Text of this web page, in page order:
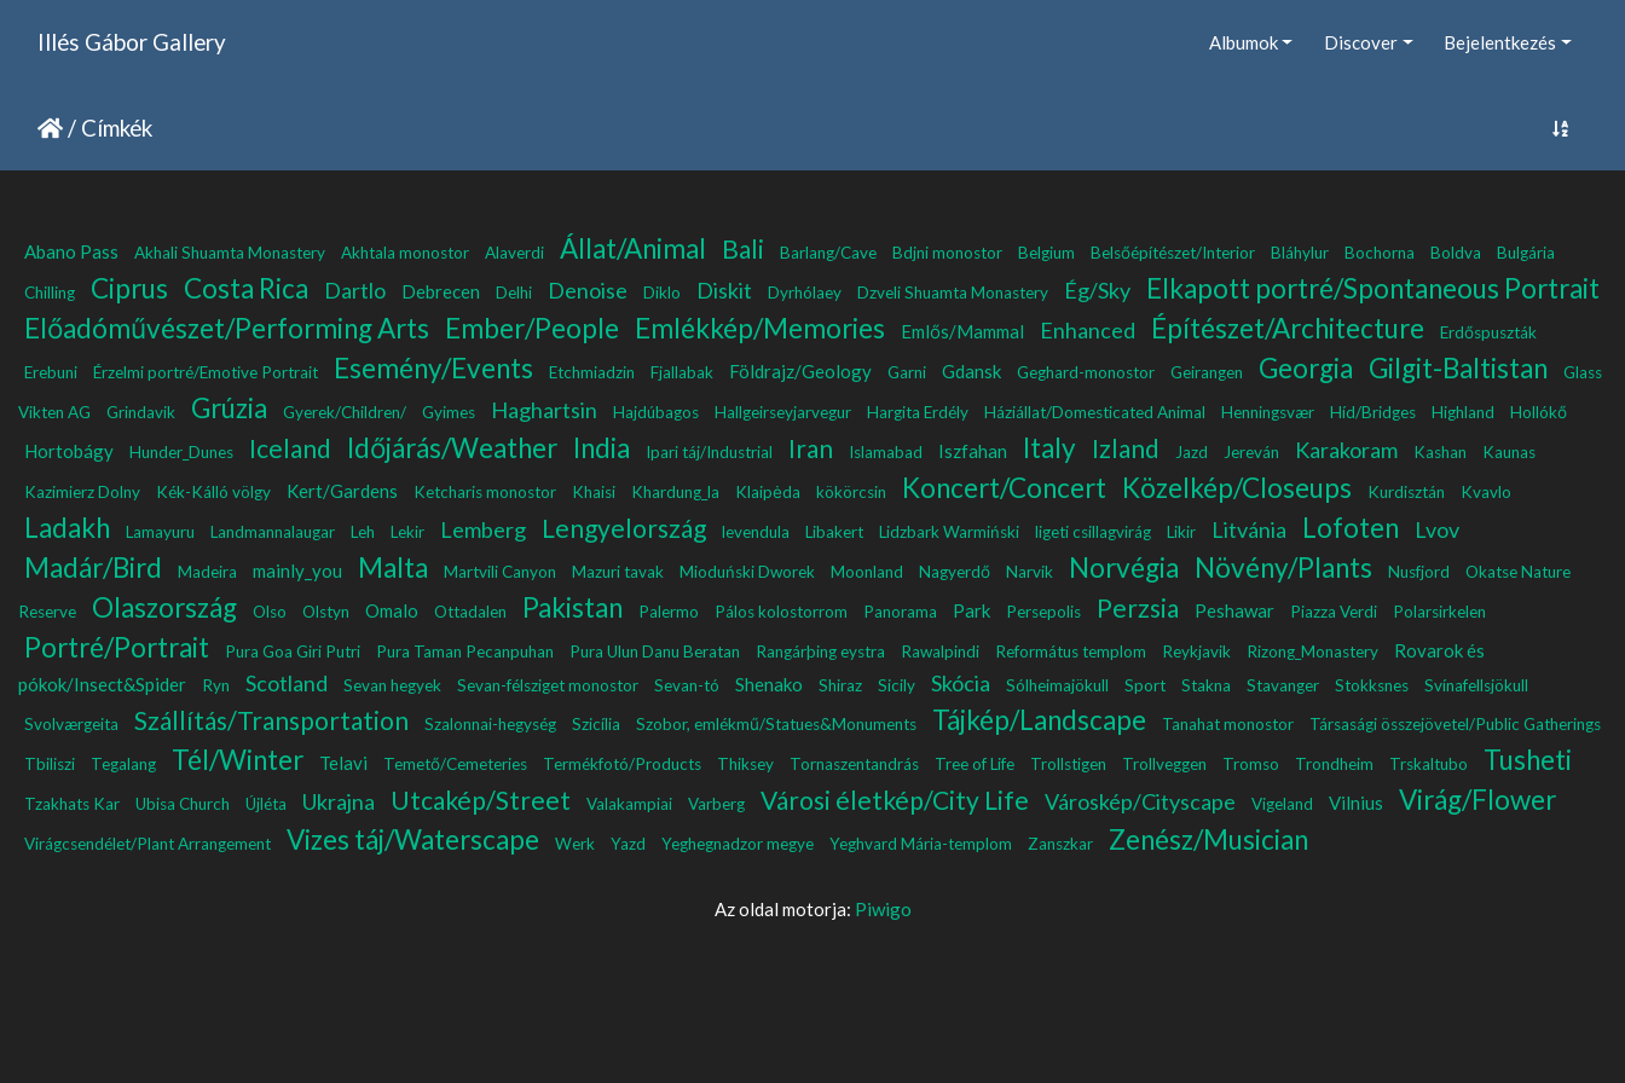
Illés Gábor Gallery Albumok Discover Bejelentkezés
/ Címkék
Abano Pass Akhali Shuamta Monastery Akhtala monostor Alaverdi Állat/Animal Bali Barlang/Cave Bdjni monostor Belgium Belsőépítészet/Interior Bláhylur Bochorna Boldva Bulgária
Chilling Ciprus Costa Rica Dartlo Debrecen Delhi Denoise Diklo Diskit Dyrhólaey Dzveli Shuamta Monastery Ég/Sky
Elkapott portré/Spontaneous Portrait
Előadóművészet/Performing Arts Ember/People Emlékkép/Memories Emlős/Mammal Enhanced Építészet/Architecture Erdőspuszták
Erebuni Érzelmi portré/Emotive Portrait Esemény/Events Etchmiadzin Fjallabak Földrajz/Geology Garni Gdansk Geghard-monostor Geirangen Georgia Gilgit-Baltistan Glass
Vikten AG Grindavik Grúzia Gyerek/Children/ Gyimes Haghartsin Hajdúbagos Hallgeirseyjarvegur Hargita Erdély Háziállat/Domesticated Animal Henningsvær Híd/Bridges Highland Hollókő
Hortobágy Hunder_Dunes Iceland Időjárás/Weather India Ipari táj/Industrial Iran Islamabad Iszfahan Italy Izland Jazd Jereván Karakoram Kashan Kaunas
Kazimierz Dolny Kék-Kálló völgy Kert/Gardens Ketcharis monostor Khaisi Khardung_la Klaipėda kökörcsin Koncert/Concert Közelkép/Closeups Kurdisztán Kvavlo
Ladakh Lamayuru Landmannalaugar Leh Lekir Lemberg Lengyelország levendula Libakert Lidzbark Warmiński ligeti csillagvirág Likir Litvánia Lofoten Lvov
Madár/Bird Madeira mainly_you Malta Martvili Canyon Mazuri tavak Mioduński Dworek Moonland Nagyerdő Narvik Norvégia Növény/Plants Nusfjord Okatse Nature
Reserve Olaszország Olso Olstyn Omalo Ottadalen Pakistan Palermo Pálos kolostorrom Panorama Park Persepolis Perzsia Peshawar Piazza Verdi Polarsirkelen
Portré/Portrait Pura Goa Giri Putri Pura Taman Pecanpuhan Pura Ulun Danu Beratan Rangárþing eystra Rawalpindi Református templom Reykjavik Rizong_Monastery
Rovarok és
pókok/Insect&Spider
Ryn Scotland Sevan hegyek Sevan-félsziget monostor Sevan-tó Shenako Shiraz Sicily Skócia Sólheimajökull Sport Stakna Stavanger Stokksnes
Svínafellsjökull
Svolværgeita
Szállítás/Transportation Szalonnai-hegység Szicília Szobor, emlékmű/Statues&Monuments Tájkép/Landscape Tanahat monostor Társasági összejövetel/Public Gatherings
Tbiliszi Tegalang Tél/Winter Telavi Temető/Cemeteries Termékfotó/Products Thiksey Tornaszentandrás Tree of Life Trollstigen Trollveggen Tromso Trondheim Trskaltubo Tusheti
Tzakhats Kar Ubisa Church Újléta Ukrajna Utcakép/Street Valakampiai Varberg Városi életkép/City Life Városkép/Cityscape Vigeland Vilnius Virág/Flower
Virágcsendélet/Plant Arrangement Vizes táj/Waterscape Werk Yazd Yeghegnadzor megye Yeghvard Mária-templom Zanszkar Zenész/Musician
Az oldal motorja: Piwigo